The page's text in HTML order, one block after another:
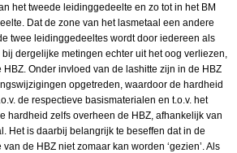
het tweede leidinggedeelte en zo tot in het BM
Dat de zone van het lasmetaal een andere
twee leidinggedeeltes wordt door iedereen als
dergelijke metingen echter uit het oog verliezen,
Onder invloed van de lashitte zijn in de HBZ
opgetreden, waardoor de hardheid
de respectieve basismaterialen en t.o.v. het
hardheid zelfs overheen de HBZ, afhankelijk van
Het is daarbij belangrijk te beseffen dat in de
de HBZ niet zomaar kan worden ‘gezien’. Als